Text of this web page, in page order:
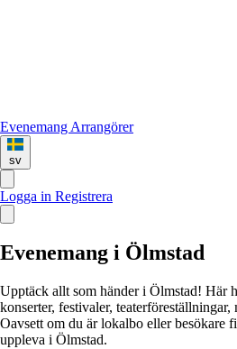
Evenemang Arrangörer
sv
Logga in Registrera
Evenemang i Ölmstad
Upptäck allt som händer i Ölmstad! Här
konserter, festivaler,
Oavsett om du är lokalbo eller besökare
uppleva i Ölmstad.